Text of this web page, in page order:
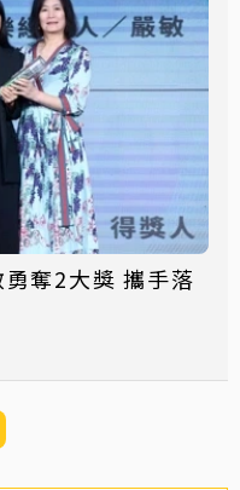
奪2大獎 攜手落